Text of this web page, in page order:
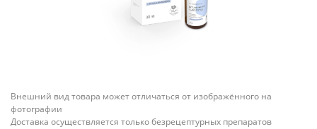
Внешний вид товара может отличаться от изображённого на
фотографии
Доставка осуществляется только безрецептурных препаратов